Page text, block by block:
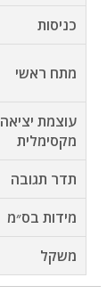
כניסות
מתח ראשי
עוצמת יציאה
מקסימלית
תדר תגובה
מידות בס״מ
משקל